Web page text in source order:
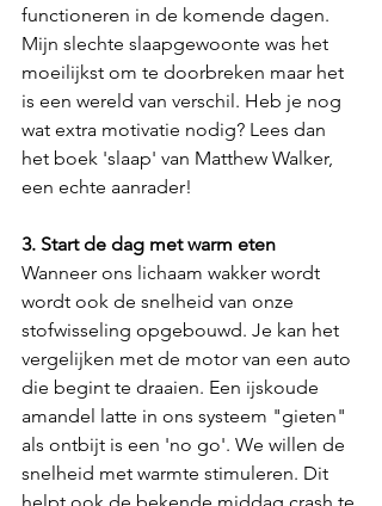
functioneren in de komende dagen.
Mijn slechte slaapgewoonte was het
moeilijkst om te doorbreken maar het
is een wereld van verschil. Heb je nog
wat extra motivatie nodig? Lees dan
het boek 'slaap' van Matthew Walker,
een echte aanrader!
3. Start de dag met warm eten
Wanneer ons lichaam wakker wordt
wordt ook de snelheid van onze
stofwisseling opgebouwd. Je kan het
vergelijken met de motor van een auto
die begint te draaien. Een ijskoude
amandel latte in ons systeem "gieten"
als ontbijt is een 'no go'. We willen de
snelheid met warmte stimuleren. Dit